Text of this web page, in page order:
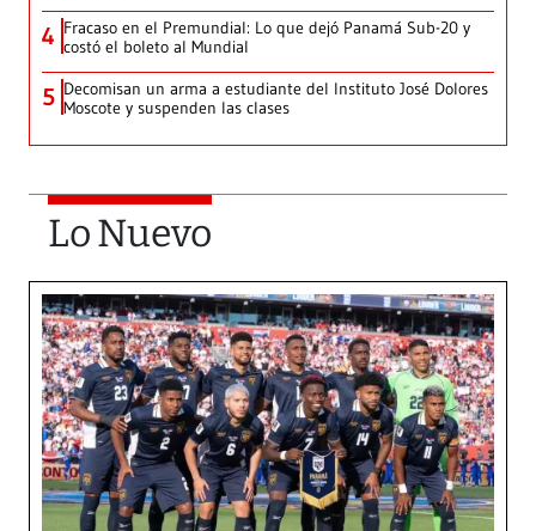
4 Fracaso en el Premundial: Lo que dejó Panamá Sub-20 y
costó el boleto al Mundial
5 Decomisan un arma a estudiante del Instituto José Dolores
Moscote y suspenden las clases
Lo Nuevo